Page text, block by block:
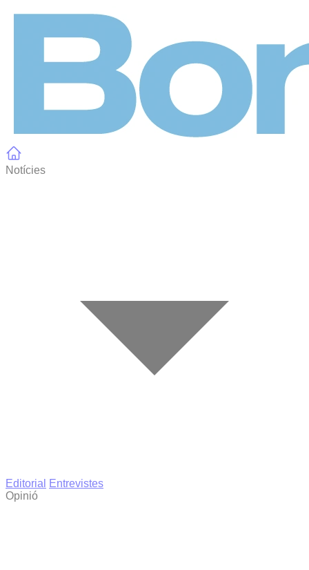
Notícies
Editorial
Entrevistes
Opinió